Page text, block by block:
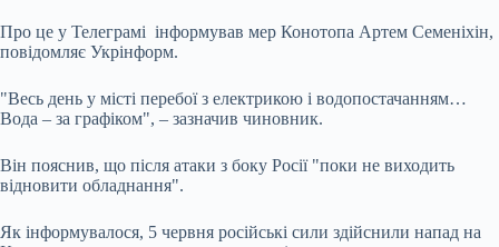
Про це у Телеграмі інформував мер Конотопа Артем Семеніхін,
повідомляє Укрінформ.
"Весь день у місті перебої з електрикою і водопостачанням…
Вода – за графіком", – зазначив чиновник.
Він пояснив, що після атаки з боку Росії "поки не виходить
відновити обладнання".
Як інформувалося, 5 червня російські сили здійснили напад на